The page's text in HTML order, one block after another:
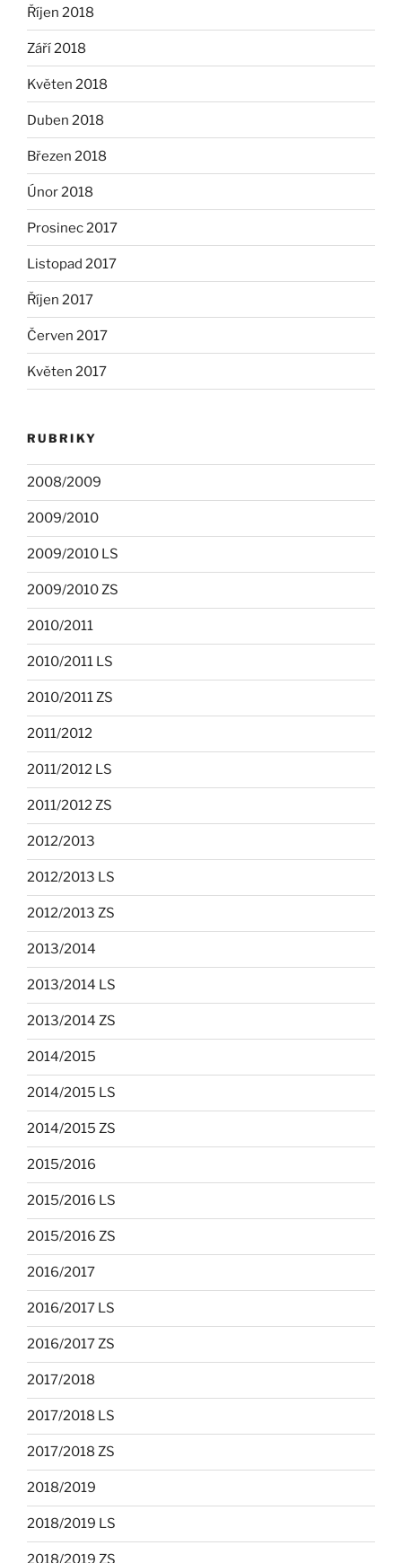
Říjen 2018
Září 2018
Květen 2018
Duben 2018
Březen 2018
Únor 2018
Prosinec 2017
Listopad 2017
Říjen 2017
Červen 2017
Květen 2017
RUBRIKY
2008/2009
2009/2010
2009/2010 LS
2009/2010 ZS
2010/2011
2010/2011 LS
2010/2011 ZS
2011/2012
2011/2012 LS
2011/2012 ZS
2012/2013
2012/2013 LS
2012/2013 ZS
2013/2014
2013/2014 LS
2013/2014 ZS
2014/2015
2014/2015 LS
2014/2015 ZS
2015/2016
2015/2016 LS
2015/2016 ZS
2016/2017
2016/2017 LS
2016/2017 ZS
2017/2018
2017/2018 LS
2017/2018 ZS
2018/2019
2018/2019 LS
2018/2019 ZS